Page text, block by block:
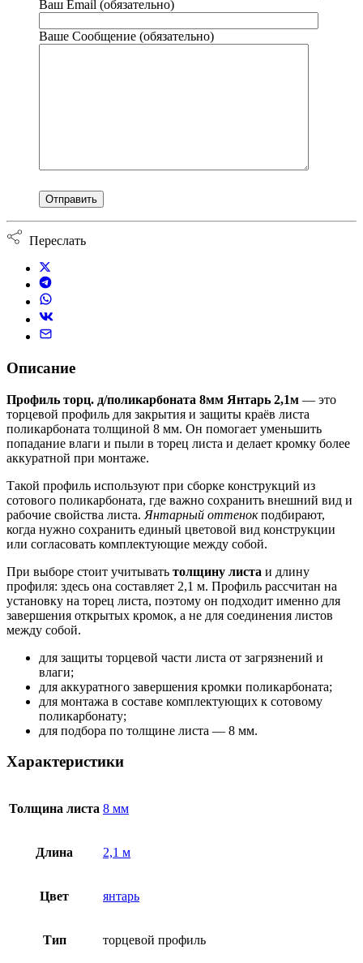
Ваш Email (обязательно)
Ваше Сообщение (обязательно)
Переслать
Описание
Профиль торц. д/поликарбоната 8мм Янтарь 2,1м — это
торцевой профиль для закрытия и защиты краёв листа
поликарбоната толщиной 8 мм. Он помогает уменьшить
попадание влаги и пыли в торец листа и делает кромку более
аккуратной при монтаже.
Такой профиль используют при сборке конструкций из
сотового поликарбоната, где важно сохранить внешний вид и
рабочие свойства листа. Янтарный оттенокподбирают,
когда нужно сохранить единый цветовой вид конструкции
или согласовать комплектующие между собой.
При выборе стоит учитывать толщину листа и длину
профиля: здесь она составляет 2,1 м. Профиль рассчитан на
установку на торец листа, поэтому он подходит именно для
завершения открытых кромок, а не для соединения листов
между собой.
для защиты торцевой части листа от загрязнений и
влаги;
для аккуратного завершения кромки поликарбоната;
для монтажа в составе комплектующих к сотовому
поликарбонату;
для подбора по толщине листа — 8 мм.
Характеристики
Толщина листа 8 мм
Длина 2,1 м
Цвет янтарь
Тип торцевой профиль